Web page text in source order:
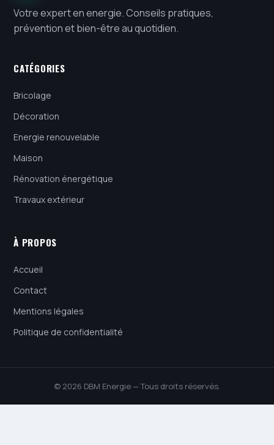
Votre expert en energie. Conseils pratiques,
prévention et bien-être au quotidien.
CATÉGORIES
Bricolage
Décoration
Energie renouvelable
Maison
Rénovation énergétique
Travaux extérieur
À PROPOS
Accueil
Contact
Mentions légales
Politique de confidentialité
© 2026 DBM Energie — Tous droits réservés.